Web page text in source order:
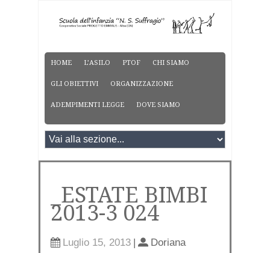
HOME L’ASILO PTOF CHI SIAMO
GLI OBIETTIVI ORGANIZZAZIONE
ADEMPIMENTI LEGGE DOVE SIAMO
_ESTATE BIMBI
2013-3 024
Luglio 15, 2013 |
Doriana